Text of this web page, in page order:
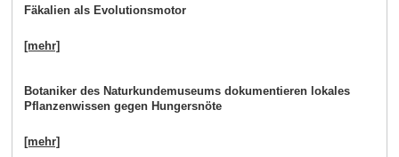
Fäkalien als Evolutionsmotor
[mehr]
Botaniker des Naturkundemuseums dokumentieren lokales
Pflanzenwissen gegen Hungersnöte
[mehr]